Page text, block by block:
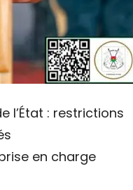
l’État : restrictions
en charge